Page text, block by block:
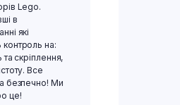
Lego.
в
які
на:
та скріплення,
Все
безпечно! Ми
це!